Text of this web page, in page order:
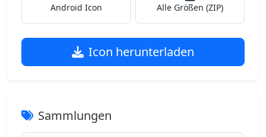
Android Icon Alle Größen (ZIP)
Icon herunterladen
Sammlungen